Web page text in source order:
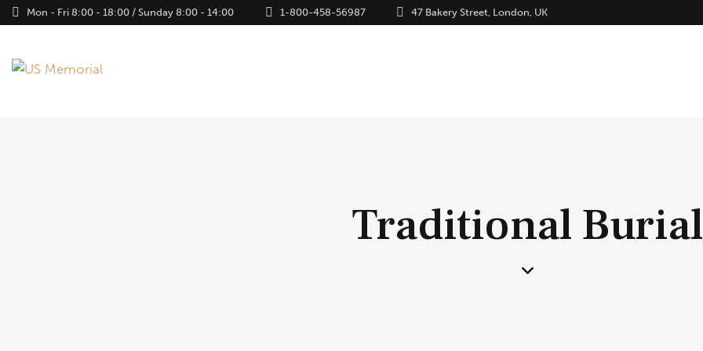
Mon - Fri 8:00 - 18:00 / Sunday 8:00 - 14:00 1-800-458-56987 47 Bakery Street, London, UK
Traditional Burial